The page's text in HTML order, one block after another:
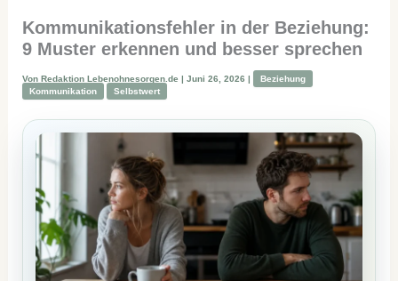
Kommunikationsfehler in der Beziehung:
9 Muster erkennen und besser sprechen
Von Redaktion Lebenohnesorgen.de | Juni 26, 2026 |
Beziehung
Kommunikation
Selbstwert